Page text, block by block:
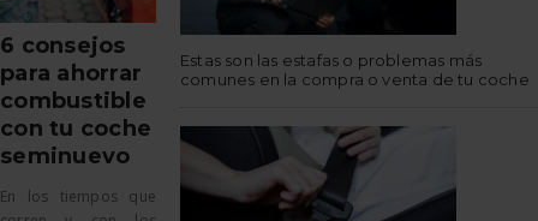
6 consejos
para ahorrar
combustible
con tu coche
seminuevo
En los tiempos que
Estas son las estafas o problemas más
comunes en la compra o venta de tu coche